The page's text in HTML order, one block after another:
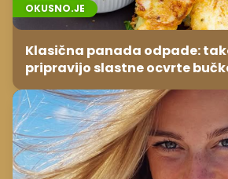
OKUSNO.JE
Klasična panada odpade:
pripravijo slastne ocvrte